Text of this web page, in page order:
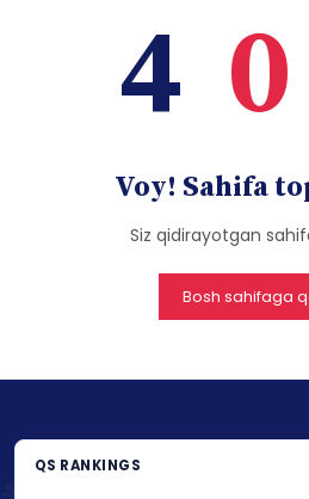
4 0
Voy! Sahifa
Siz qidirayotgan
Bosh sahifaga
QS RANKINGS